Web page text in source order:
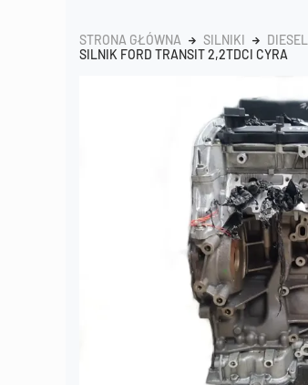
STRONA GŁÓWNA SILNIKI DIESEL
SILNIK FORD TRANSIT 2,2TDCI CYRA